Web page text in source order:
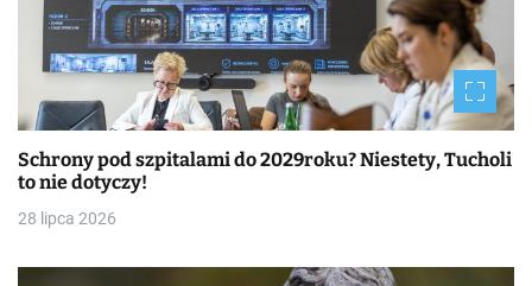
Schrony pod szpitalami do 2029roku? Niestety, Tucholi
to nie dotyczy!
28 lipca 2026